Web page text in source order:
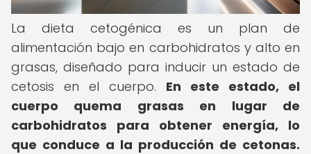
La dieta cetogénica es un plan de
alimentación bajo en carbohidratos y alto en
grasas, diseñado para inducir un estado de
cetosis en el cuerpo. En este estado, el
cuerpo quema grasas en lugar de
carbohidratos para obtener energía, lo
que conduce a la producción de cetonas.